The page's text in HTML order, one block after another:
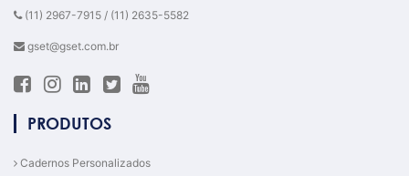
(11) 2967-7915 / (11) 2635-5582
gset@gset.com.br
PRODUTOS
Cadernos Personalizados